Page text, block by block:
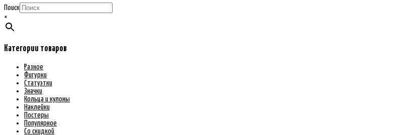
Поиск
×
Категории товаров
Разное
Фигурки
Статуэтки
Значки
Кольца и кулоны
Наклейки
Постеры
Популярное
Со скидкой